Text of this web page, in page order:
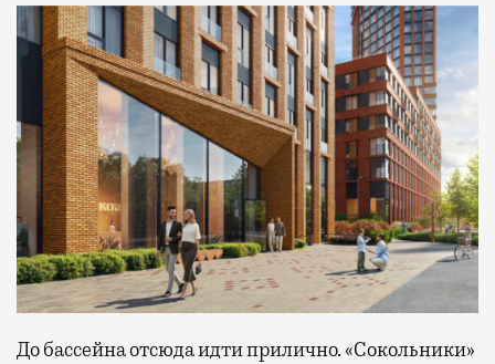
До бассейна отсюда идти прилично. «Сокольники»